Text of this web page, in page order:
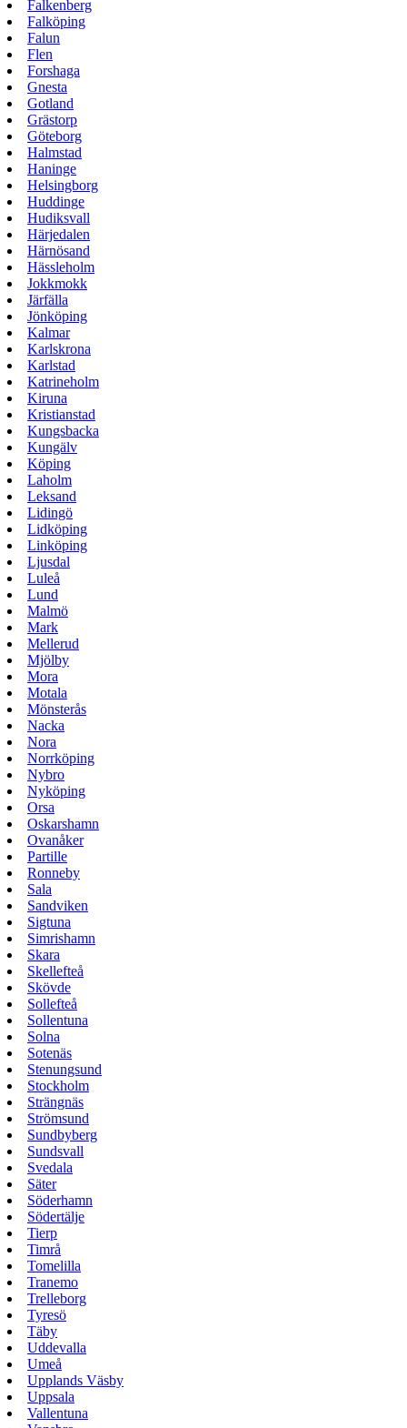
Falkenberg
Falköping
Falun
Flen
Forshaga
Gnesta
Gotland
Grästorp
Göteborg
Halmstad
Haninge
Helsingborg
Huddinge
Hudiksvall
Härjedalen
Härnösand
Hässleholm
Jokkmokk
Järfälla
Jönköping
Kalmar
Karlskrona
Karlstad
Katrineholm
Kiruna
Kristianstad
Kungsbacka
Kungälv
Köping
Laholm
Leksand
Lidingö
Lidköping
Linköping
Ljusdal
Luleå
Lund
Malmö
Mark
Mellerud
Mjölby
Mora
Motala
Mönsterås
Nacka
Nora
Norrköping
Nybro
Nyköping
Orsa
Oskarshamn
Ovanåker
Partille
Ronneby
Sala
Sandviken
Sigtuna
Simrishamn
Skara
Skellefteå
Skövde
Sollefteå
Sollentuna
Solna
Sotenäs
Stenungsund
Stockholm
Strängnäs
Strömsund
Sundbyberg
Sundsvall
Svedala
Säter
Söderhamn
Södertälje
Tierp
Timrå
Tomelilla
Tranemo
Trelleborg
Tyresö
Täby
Uddevalla
Umeå
Upplands Väsby
Uppsala
Vallentuna